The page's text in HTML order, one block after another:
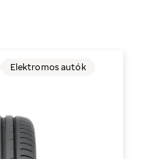
Elektromos autók